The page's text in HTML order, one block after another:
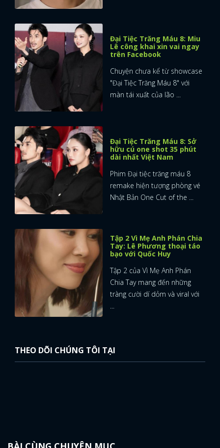
Đại Tiệc Trăng Máu 8: Miu
Lê công khai xin vai ngay
trên Facebook
Chuyện chưa kể từ showcase
"Đại Tiệc Trăng Máu 8" với
màn tái xuất của lão ...
Đại Tiệc Trăng Máu 8: Sở
hữu cú one shot 35 phút
dài nhất Việt Nam
Phim Đại tiệc trăng máu 8
remake hiện tượng phòng vé
Nhật Bản One Cut of the ...
Tập 2 Vì Mẹ Anh Phán Chia
Tay: Lê Phương thoại táo
bạo với Quốc Huy
Tập 2 của Vì Mẹ Anh Phán
Chia Tay mang đến những
tràng cười dí dỏm và viral với
...
THEO DÕI CHÚNG TÔI TẠI